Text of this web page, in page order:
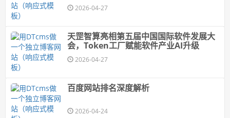
2026-04-27
天罡智算亮相第五届中国国际软件发展大
会，Token工厂赋能软件产业AI升级
2026-04-27
百度网站排名深度解析
2026-04-24